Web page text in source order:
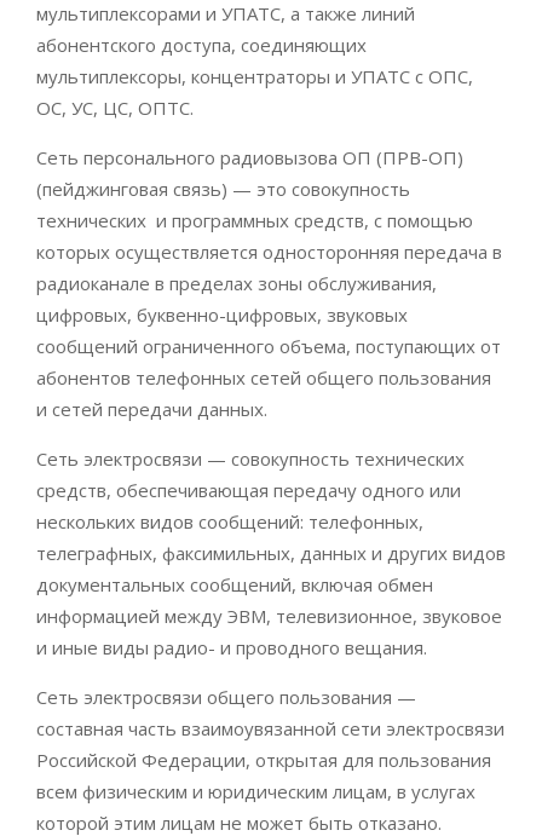
мультиплексорами и УПАТС, а также линий
абонентского доступа, соединяющих
мультиплексоры, концентраторы и УПАТС с ОПС,
ОС, УС, ЦС, ОПТС.
Сеть персонального радиовызова ОП (ПРВ-ОП)
(пейджинговая связь) — это совокупность
технических и программных средств, с помощью
которых осуществляется односторонняя передача в
радиоканале в пределах зоны обслуживания,
цифровых, буквенно-цифровых, звуковых
сообщений ограниченного объема, поступающих от
абонентов телефонных сетей общего пользования
и сетей передачи данных.
Сеть электросвязи — совокупность технических
средств, обеспечивающая передачу одного или
нескольких видов сообщений: телефонных,
телеграфных, факсимильных, данных и других видов
документальных сообщений, включая обмен
информацией между ЭВМ, телевизионное, звуковое
и иные виды радио- и проводного вещания.
Сеть электросвязи общего пользования —
составная часть взаимоувязанной сети электросвязи
Российской Федерации, открытая для пользования
всем физическим и юридическим лицам, в услугах
которой этим лицам не может быть отказано.